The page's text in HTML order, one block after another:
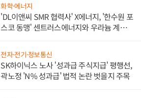
화학·에너지
'DL이앤씨 SMR 협력사' X에너지, '한수원 포
스코 동맹' 센트러스에너지와 우라늄 계약
전자·전기·정보통신
SK하이닉스 노사 '성과급 주식지급' 평행선,
곽노정 'N% 성과급' 법적 논란 벗을지 주목